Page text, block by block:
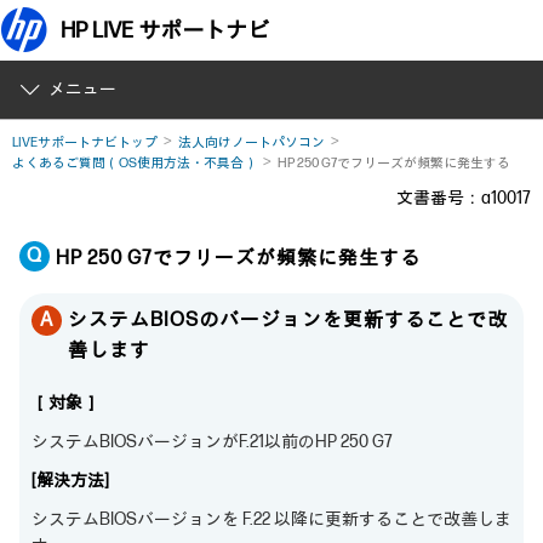
HP LIVE サポートナビ
メニュー
LIVEサポートナビトップ
法人向けノートパソコン
よくあるご質問（OS使用方法・不具合）
HP 250 G7でフリーズが頻繁に発生する
文書番号：a10017
HP 250 G7でフリーズが頻繁に発生する
システムBIOSのバージョンを更新することで改
善します
［対象］
システムBIOSバージョンがF.21以前のHP 250 G7
[解決方法]
システムBIOSバージョンを F.22 以降に更新することで改善しま